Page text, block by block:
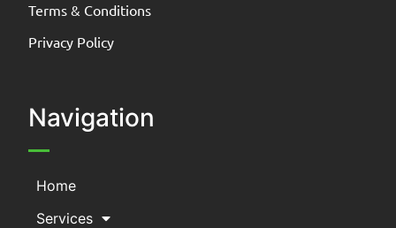
Terms & Conditions
Privacy Policy
Navigation
Home
Services